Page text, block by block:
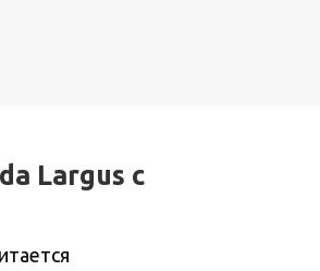
Largus с